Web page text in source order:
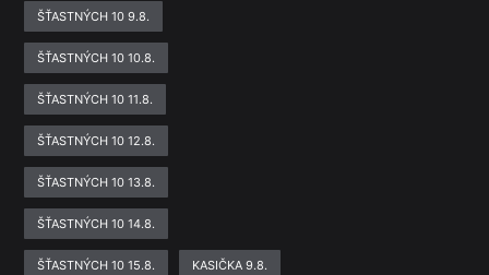
ŠŤASTNÝCH 10 9.8.
ŠŤASTNÝCH 10 10.8.
ŠŤASTNÝCH 10 11.8.
ŠŤASTNÝCH 10 12.8.
ŠŤASTNÝCH 10 13.8.
ŠŤASTNÝCH 10 14.8.
ŠŤASTNÝCH 10 15.8. KASIČKA 9.8.